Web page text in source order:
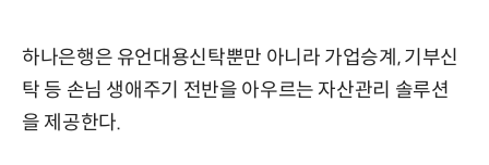
하나은행은 유언대용신탁뿐만 아니라 가업승계, 기부신
탁 등 손님 생애주기 전반을 아우르는 자산관리 솔루션
을 제공한다.